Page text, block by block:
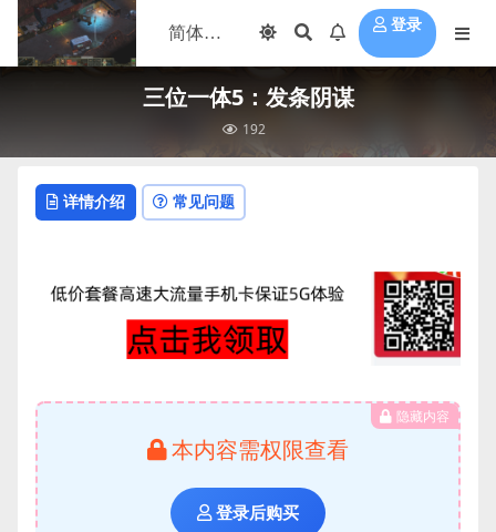
登录
三位一体5：发条阴谋
192
详情介绍 常见问题
隐藏内容
本内容需权限查看
登录后购买